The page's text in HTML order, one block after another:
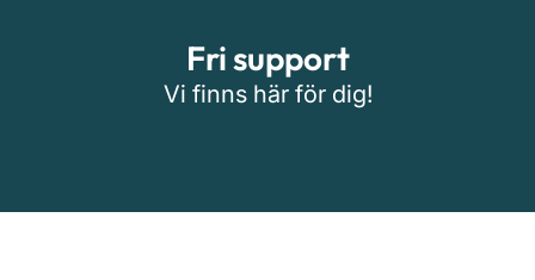
Fri support
Vi finns här för dig!